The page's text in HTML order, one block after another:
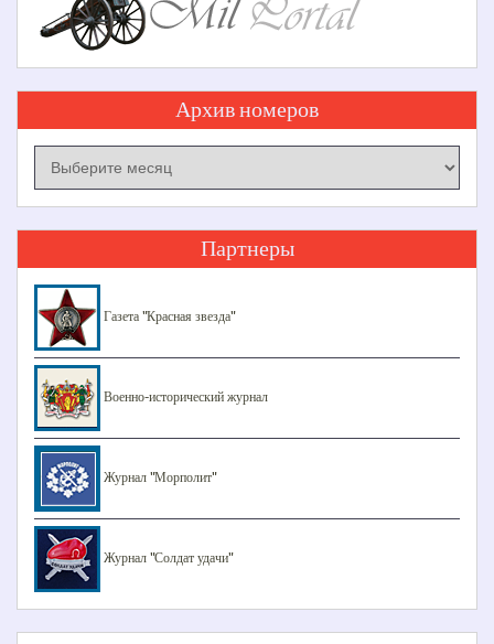
Архив номеров
номеров
Партнеры
Газета "Красная звезда"
Военно-исторический журнал
Журнал "Морполит"
Журнал "Солдат удачи"